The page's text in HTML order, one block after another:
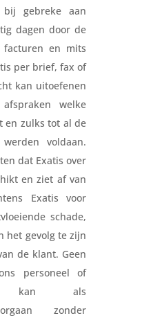
gebreke aan
dagen door de
en mits
per brief, fax of
kan uitoefenen
welke
en zulks tot al de
voldaan.
dat Exatis over
en ziet af van
Exatis voor
schade,
het gevolg te zijn
de klant. Geen
personeel of
kan als
zonder